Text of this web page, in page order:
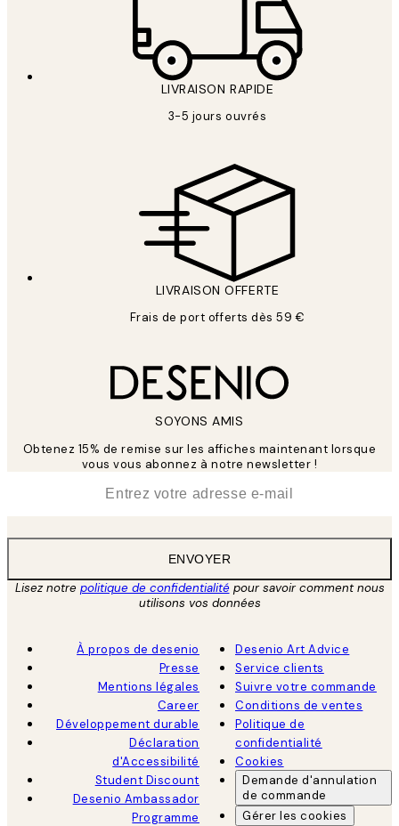
LIVRAISON RAPIDE
3-5 jours ouvrés
LIVRAISON OFFERTE
Frais de port offerts dès 59 €
SOYONS AMIS
Obtenez 15% de remise sur les affiches maintenant lorsque
vous vous abonnez à notre newsletter !
ENVOYER
Lisez notre politique de confidentialitépour savoir comment nous
utilisons vos données
À propos de desenio
Presse
Mentions légales
Career
Développement durable
Déclaration
d'Accessibilité
Student Discount
Desenio Ambassador
Programme
Desenio Art Advice
Service clients
Suivre votre commande
Conditions de ventes
Politique de
confidentialité
Cookies
Demande d'annulation
de commande
Gérer les cookies